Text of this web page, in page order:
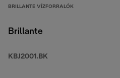
BRILLANTE VÍZFORRALÓK
Brillante
KBJ2001.BK